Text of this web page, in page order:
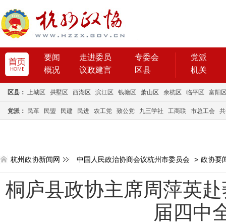
要闻 走进委员
专委会
概况
议政建言 区县
党派
机关
区县： 上城区 拱墅区 西湖区 滨江区 钱塘区 萧山区 余杭区 临平区 富阳
党派： 民革 民盟 民建 民进 农工党 致公党 九三学社 工商联 市总工会
杭州政协新闻网 中国人民政治协商会议杭州市委员会 > 政协要
桐庐县政协主席周萍英
届四中